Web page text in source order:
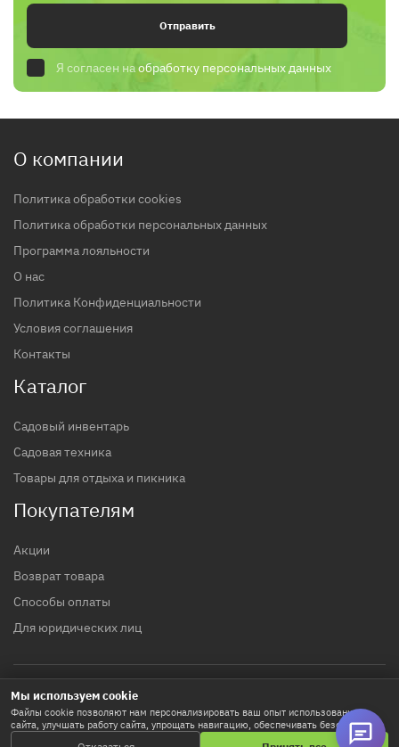
Отправить
Я согласен наобработку персональных данных
О компании
Политика обработки cookies
Политика обработки персональных данных
Программа лояльности
О нас
Политика Конфиденциальности
Условия соглашения
Контакты
Каталог
Садовый инвентарь
Садовая техника
Товары для отдыха и пикника
Покупателям
Акции
Возврат товара
Способы оплаты
Для юридических лиц
© 2017 - 2026 гг. Строительный магазин INTTOOLS
Политика конфиденциальности
Мы используем cookie
Файлы cookie позволяют нам персонализировать ваш опыт использования
сайта, улучшать работу сайта, упрощать навигацию, обеспечивать безопасность
и используются для маркетинговых активностей. Нажимая «Принять все», вы